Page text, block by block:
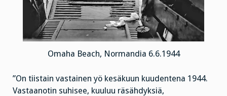
Omaha Beach, Normandia 6.6.1944
”On tiistain vastainen yö kesäkuun kuudentena 1944.
Vastaanotin suhisee, kuuluu räsähdyksiä,